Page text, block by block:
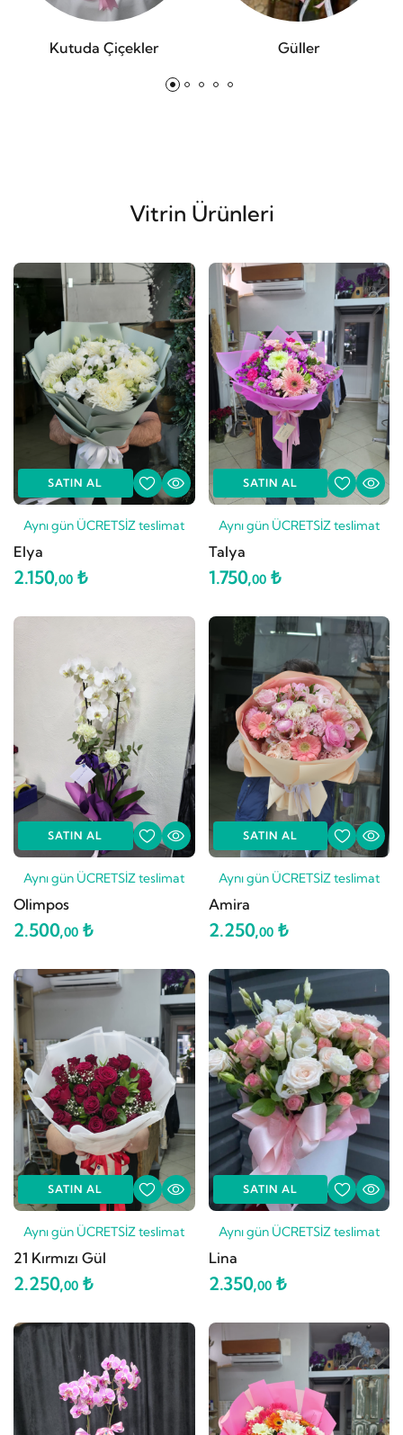
Kutuda Çiçekler Güller
Vitrin Ürünleri
SATIN AL
Aynı gün ÜCRETSİZ teslimat
Elya
2.150,00 ₺
SATIN AL
Aynı gün ÜCRETSİZ teslimat
Talya
1.750,00₺
SATIN AL
Aynı gün ÜCRETSİZ teslimat
Olimpos
2.500,00 ₺
SATIN AL
Aynı gün ÜCRETSİZ teslimat
Amira
2.250,00₺
SATIN AL
Aynı gün ÜCRETSİZ teslimat
21 Kırmızı Gül
2.250,00 ₺
SATIN AL
Aynı gün ÜCRETSİZ teslimat
Lina
2.350,00₺